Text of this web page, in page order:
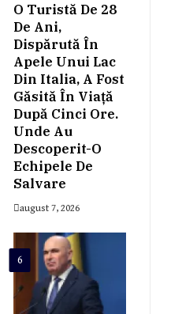
O Turistă De 28
De Ani,
Dispărută În
Apele Unui Lac
Din Italia, A Fost
Găsită În Viață
După Cinci Ore.
Unde Au
Descoperit-O
Echipele De
Salvare
august 7, 2026
6